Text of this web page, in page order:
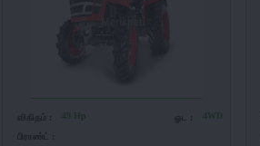
விகிதம் : 49 Hp ஓட : 4WD
பிராண்ட் :